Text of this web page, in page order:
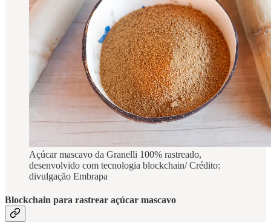
Açúcar mascavo da Granelli 100% rastreado,
desenvolvido com tecnologia blockchain/ Crédito:
divulgação Embrapa
Blockchain para rastrear açúcar mascavo